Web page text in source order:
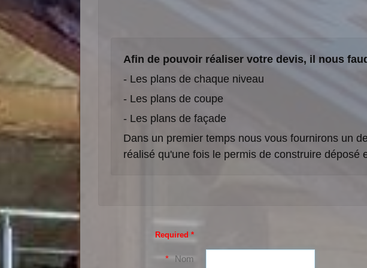
Afin de pouvoir réaliser votre devis, il nous
- Les plans de chaque niveau
- Les plans de coupe
- Les plans de façade
Dans un premier temps nous vous fournirons un
réalisé qu'une fois le permis de construire déposé
Required *
Nom